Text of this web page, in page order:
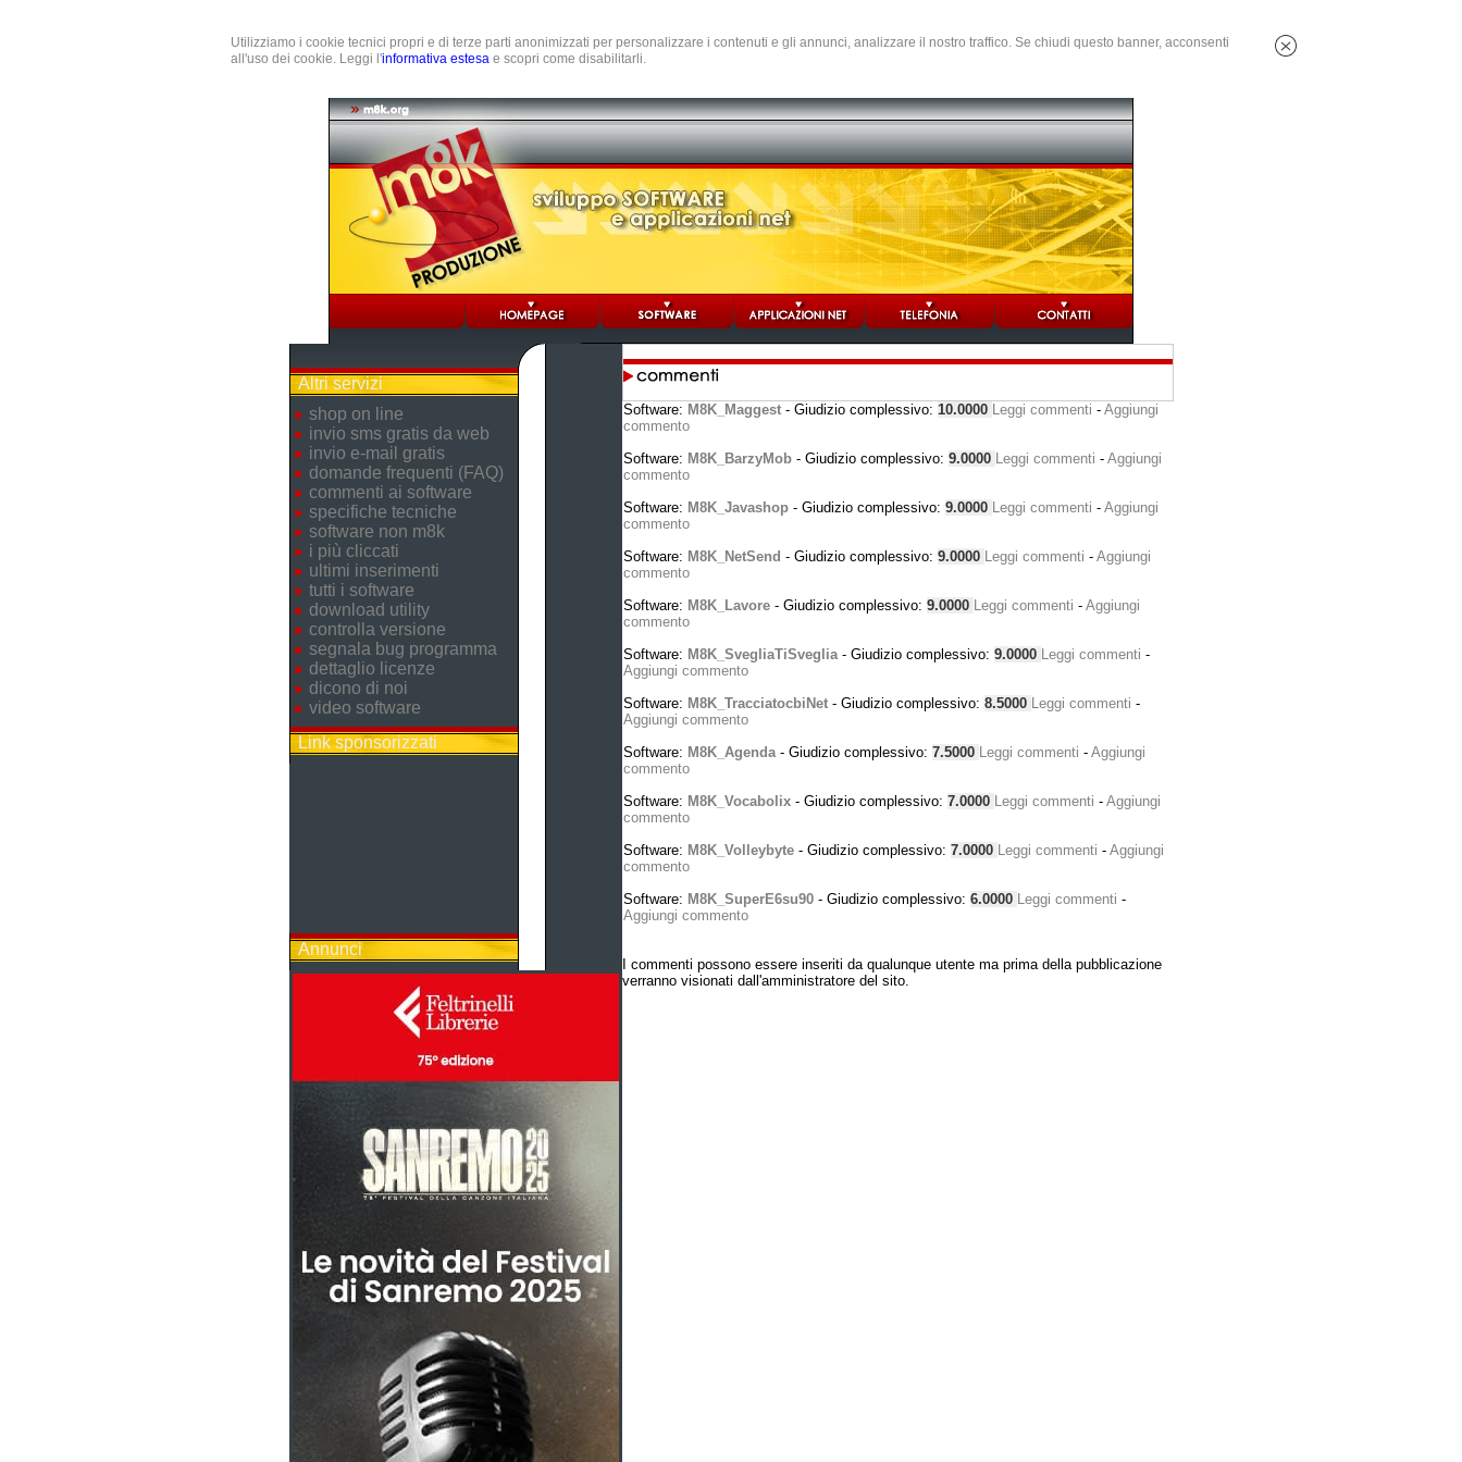
Utilizziamo i cookie tecnici propri e di terze parti anonimizzati per personalizzare i contenuti e gli annunci, analizzare il nostro traffico. Se chiudi questo banner, acconsenti
all'uso dei cookie. Leggi l'informativa estesa e scopri come disabilitarli.
Altri servizi
shop on line
invio sms gratis da web
invio e-mail gratis
domande frequenti (FAQ)
commenti ai software
specifiche tecniche
software non m8k
i più cliccati
ultimi inserimenti
tutti i software
download utility
controlla versione
segnala bug programma
dettaglio licenze
dicono di noi
video software
Link sponsorizzati
Annunci
Software: M8K_Maggest- Giudizio complessivo: 10.0000 Leggi commenti - Aggiungi
commento
Software: M8K_BarzyMob- Giudizio complessivo: 9.0000 Leggi commenti - Aggiungi
commento
Software: M8K_Javashop- Giudizio complessivo: 9.0000 Leggi commenti - Aggiungi
commento
Software: M8K_NetSend - Giudizio complessivo: 9.0000 Leggi commenti - Aggiungi
commento
Software: M8K_Lavore- Giudizio complessivo: 9.0000 Leggi commenti - Aggiungi
commento
Software: M8K_SvegliaTiSveglia- Giudizio complessivo: 9.0000 Leggi commenti -
Aggiungi commento
Software: M8K_TracciatocbiNet- Giudizio complessivo: 8.5000 Leggi commenti -
Aggiungi commento
Software: M8K_Agenda- Giudizio complessivo: 7.5000 Leggi commenti - Aggiungi
commento
Software: M8K_Vocabolix- Giudizio complessivo: 7.0000 Leggi commenti - Aggiungi
commento
Software: M8K_Volleybyte- Giudizio complessivo: 7.0000 Leggi commenti - Aggiungi
commento
Software: M8K_SuperE6su90- Giudizio complessivo: 6.0000 Leggi commenti -
Aggiungi commento
I commenti possono essere inseriti da qualunque utente ma prima della pubblicazione
verranno visionati dall'amministratore del sito.